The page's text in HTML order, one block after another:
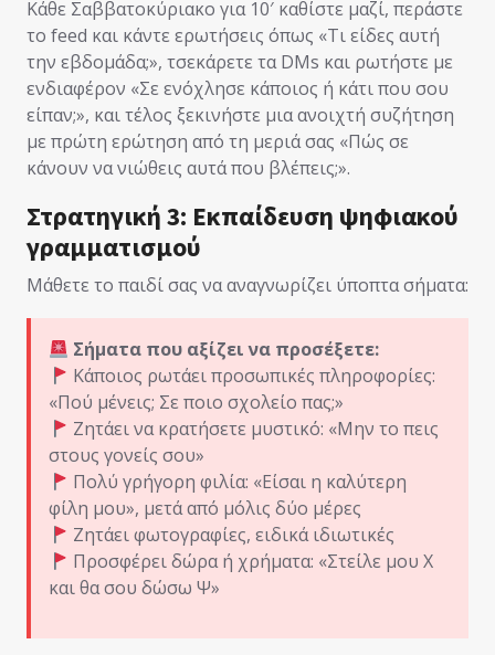
Κάθε Σαββατοκύριακο για 10′ καθίστε μαζί, περάστε
το feed και κάντε ερωτήσεις όπως «Τι είδες αυτή
την εβδομάδα;», τσεκάρετε τα DMs και ρωτήστε με
ενδιαφέρον «Σε ενόχλησε κάποιος ή κάτι που σου
είπαν;», και τέλος ξεκινήστε μια ανοιχτή συζήτηση
με πρώτη ερώτηση από τη μεριά σας «Πώς σε
κάνουν να νιώθεις αυτά που βλέπεις;».
Στρατηγική 3: Εκπαίδευση ψηφιακού
γραμματισμού
Μάθετε το παιδί σας να αναγνωρίζει ύποπτα σήματα:
Σήματα που αξίζει να προσέξετε:
Κάποιος ρωτάει προσωπικές πληροφορίες:
«Πού μένεις; Σε ποιο σχολείο πας;»
Ζητάει να κρατήσετε μυστικό: «Μην το πεις
στους γονείς σου»
Πολύ γρήγορη φιλία: «Είσαι η καλύτερη
φίλη μου», μετά από μόλις δύο μέρες
Ζητάει φωτογραφίες, ειδικά ιδιωτικές
Προσφέρει δώρα ή χρήματα: «Στείλε μου Χ
και θα σου δώσω Ψ»